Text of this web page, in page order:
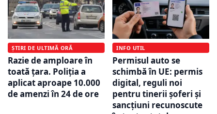
ȘTIRI DE ULTIMĂ ORĂ
Razie de amploare în
toată țara. Poliția a
aplicat aproape 10.000
de amenzi în 24 de ore
INFO UTIL
Permisul auto se
schimbă în UE: permis
digital, reguli noi
pentru tinerii șoferi și
sancțiuni recunoscute